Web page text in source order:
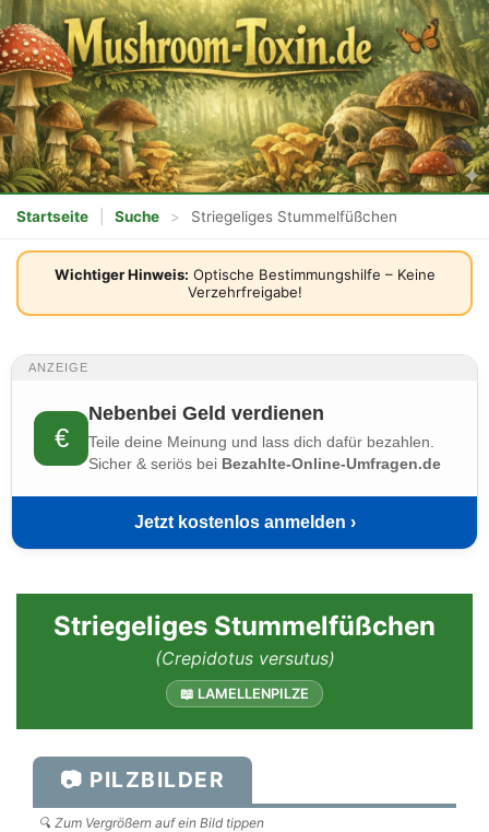
Startseite Suche > Striegeliges Stummelfüßchen
Wichtiger Hinweis: Optische Bestimmungshilfe – Keine
Verzehrfreigabe!
ANZEIGE
€
Nebenbei Geld verdienen
Teile deine Meinung und lass dich dafür bezahlen.
Sicher & seriös bei Bezahlte-Online-Umfragen.de
Jetzt kostenlos anmelden ›
Striegeliges Stummelfüßchen
(Crepidotus versutus)
📖 LAMELLENPILZE
📷 PILZBILDER
🔍 Zum Vergrößern auf ein Bild tippen